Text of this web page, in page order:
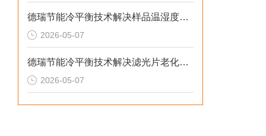
德瑞节能冷平衡技术解决样品温湿度失控与老化机理失真的2026选型标准
2026-05-07
德瑞节能冷平衡技术解决滤光片老化无预警与校准停机损失的2026选型标准
2026-05-07